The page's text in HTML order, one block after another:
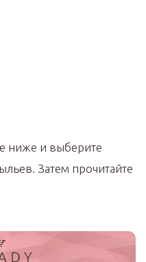
ниже и выберите
Затем прочитайте